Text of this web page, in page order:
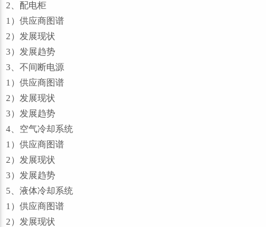
2、配电柜
1）供应商图谱
2）发展现状
3）发展趋势
3、不间断电源
1）供应商图谱
2）发展现状
3）发展趋势
4、空气冷却系统
1）供应商图谱
2）发展现状
3）发展趋势
5、液体冷却系统
1）供应商图谱
2）发展现状